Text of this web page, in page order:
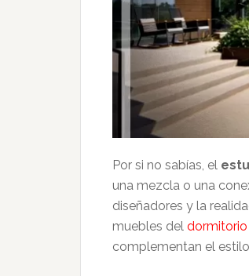
Por si no sabías, el
una mezcla o una
diseñadores y la
muebles del dormitorio
complementan el